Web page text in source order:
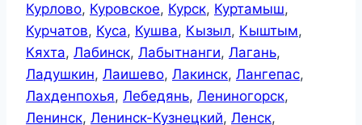
Курлово, Куровское, Курск, Куртамыш,
Курчатов, Куса, Кушва, Кызыл, Кыштым,
Кяхта, Лабинск, Лабытнанги, Лагань,
Ладушкин, Лаишево, Лакинск, Лангепас,
Лахденпохья, Лебедянь, Лениногорск,
Ленинск, Ленинск-Кузнецкий, Ленск,